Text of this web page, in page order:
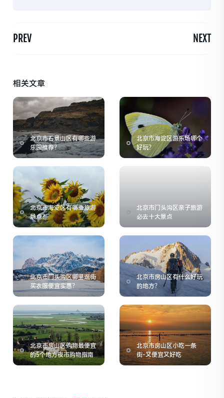
PREV NEXT
相关文章
北京市石景山区有哪些游
乐园推荐？
北京市海淀区游乐场哪个
好玩？
北京市海淀区有哪些旅游
景点？
北京市门头沟区亲子旅游
必去十大景点
北京市门头沟区哪里逛街
买衣服便宜实惠？
北京市房山区有什么好玩
的地方？
北京市房山区购物最便宜
的5个地方夜市购物指南
北京市房山区小吃一条
街-又便宜又好吃